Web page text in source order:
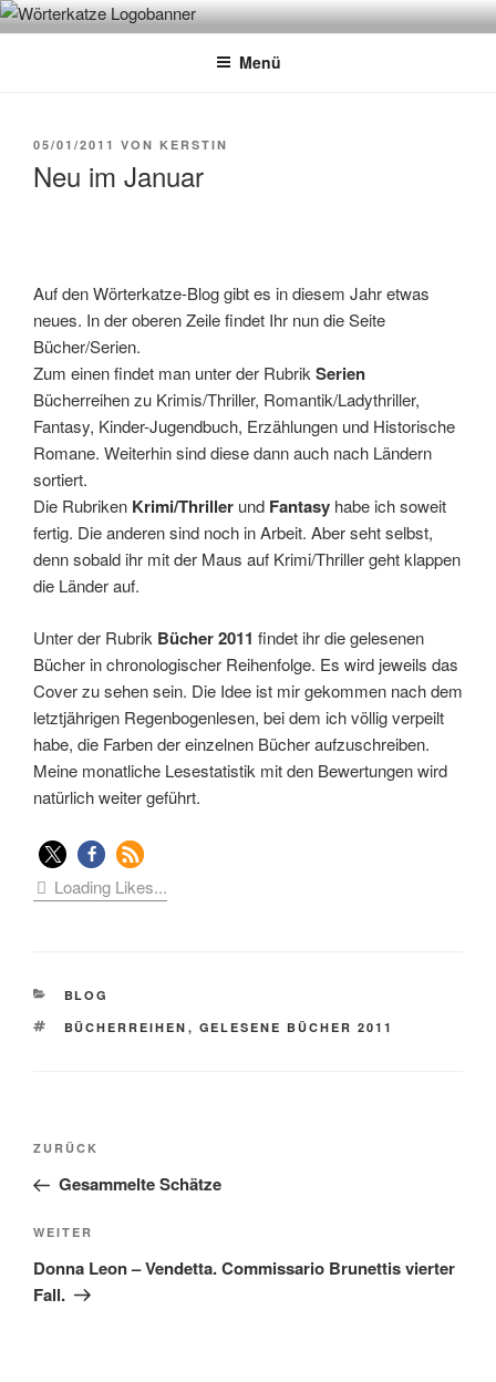
Zum
InhaltWÖRTERKATZE
Von Büchern erzählen
Menü
VERÖFFENTLICHT
05/01/2011 VON KERSTIN
Neu im Januar
Auf den Wörterkatze-Blog gibt es in diesem Jahr etwas
neues. In der oberen Zeile findet Ihr nun die Seite
Bücher/Serien.
Zum einen findet man unter der RubrikSerien
Bücherreihen zu Krimis/Thriller, Romantik/Ladythriller,
Fantasy, Kinder-Jugendbuch, Erzählungen und Historische
Romane. Weiterhin sind diese dann auch nach Ländern
sortiert.
Die Rubriken Krimi/Thriller und Fantasy habe ich soweit
fertig. Die anderen sind noch in Arbeit. Aber seht selbst,
denn sobald ihr mit der Maus auf Krimi/Thriller geht klappen
die Länder auf.
Unter der Rubrik Bücher 2011 findet ihr die gelesenen
Bücher in chronologischer Reihenfolge. Es wird jeweils das
Cover zu sehen sein. Die Idee ist mir gekommen nach dem
letztjährigen Regenbogenlesen, bei dem ich völlig verpeilt
habe, die Farben der einzelnen Bücher aufzuschreiben.
Meine monatliche Lesestatistik mit den Bewertungen wird
natürlich weiter geführt.
Loading Likes...
KATEGORIEN
BLOG
SCHLAGWÖRTER
BÜCHERREIHEN , GELESENE BÜCHER 2011
Beitragsnavigation
Vorheriger
Beitrag
ZURÜCK
Gesammelte Schätze
Nächster
Beitrag
WEITER
Donna Leon – Vendetta. Commissario Brunettis vierter
Fall.